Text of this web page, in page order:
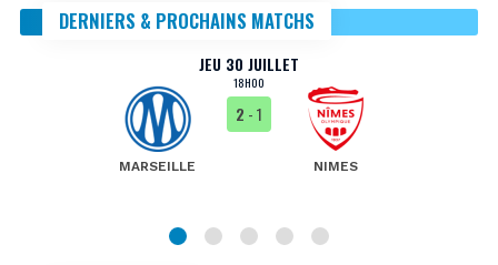
DERNIERS & PROCHAINS MATCHS
JEU 30 JUILLET
18H00
MARSEILLE
2 - 1
NIMES